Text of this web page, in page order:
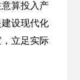
算投入产
设现代化
立足实际